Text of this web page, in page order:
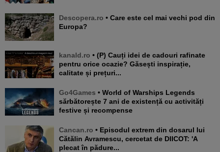
Descopera.ro • Care este cel mai vechi pod din
Europa?
kanald.ro • (P) Cauți idei de cadouri rafinate
pentru orice ocazie? Găsești inspirație,
calitate și prețuri...
Go4Games • World of Warships Legends
sărbătorește 7 ani de existență cu activități
festive și recompense
Cancan.ro • Episodul extrem din dosarul lui
Cătălin Avramescu, cercetat de DIICOT: 'A
plecat în pădure...